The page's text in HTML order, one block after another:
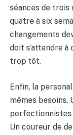
séances de trois
quatre à six
changements
doit s’attendre
trop tôt.
Enfin, la
mêmes besoins.
perfectionnistes
Un coureur de